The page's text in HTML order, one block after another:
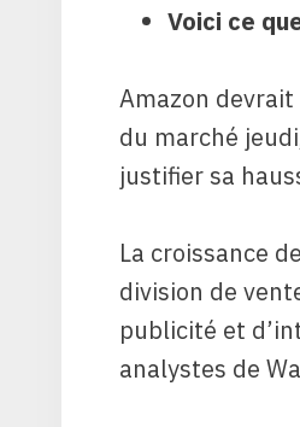
Voici ce
Amazon
du marché
justifier sa
La croissance
division de
publicité et
analystes de